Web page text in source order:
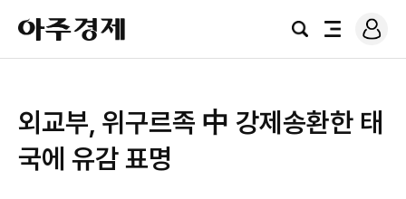
아
주
경
검
전
로
그
외교부, 위구르족 中 강제송환한 태
국에 유감 표명